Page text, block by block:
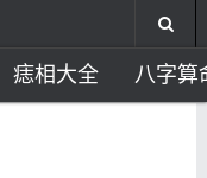
痣相大全 八字算